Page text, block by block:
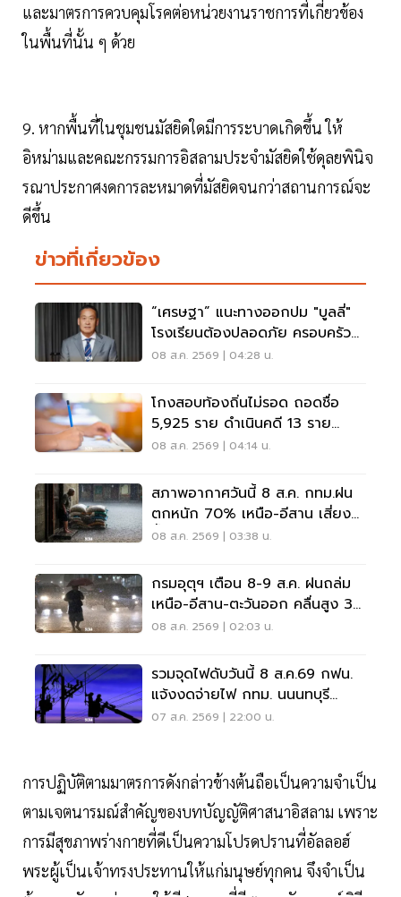
และมาตรการควบคุมโรคต่อหน่วยงานราชการที่เกี่ยวข้อง
ในพื้นที่นั้น ๆ ด้วย
9. หากพื้นที่ในชุมชนมัสยิดใดมีการระบาดเกิดขึ้น ให้
อิหม่ามและคณะกรรมการอิสลามประจำมัสยิดใช้ดุลยพินิจ
รณาประกาศงดการละหมาดที่มัสยิดจนกว่าสถานการณ์จะ
ดีขึ้น
ข่าวที่เกี่ยวข้อง
“เศรษฐา” แนะทางออกปม "บูลลี่"
โรงเรียนต้องปลอดภัย ครอบครัว
ต้องรับฟัง
08 ส.ค. 2569 | 04:28 น.
โกงสอบท้องถิ่นไม่รอด ถอดชื่อ
5,925 ราย ดำเนินคดี 13 ราย
ปปง.ไล่เส้นการเงิน
08 ส.ค. 2569 | 04:14 น.
สภาพอากาศวันนี้ 8 ส.ค. กทม.ฝน
ตกหนัก 70% เหนือ-อีสาน เสี่ยง
น้ำท่วมฉับพลัน
08 ส.ค. 2569 | 03:38 น.
กรมอุตุฯ เตือน 8-9 ส.ค. ฝนถล่ม
เหนือ-อีสาน-ตะวันออก คลื่นสูง 3
เมตร
08 ส.ค. 2569 | 02:03 น.
รวมจุดไฟดับวันนี้ 8 ส.ค.69 กฟน.
แจ้งงดจ่ายไฟ กทม. นนนทบุรี
สมุทรปราการ
07 ส.ค. 2569 | 22:00 น.
การปฏิบัติตามมาตรการดังกล่าวข้างต้นถือเป็นความจำเป็น
ตามเจตนารมณ์สำคัญของบทบัญญัติศาสนาอิสลาม เพราะ
การมีสุขภาพร่างกายที่ดีเป็นความโปรดปรานที่อัลลอฮ์
พระผู้เป็นเจ้าทรงประทานให้แก่มนุษย์ทุกคน จึงจำเป็น